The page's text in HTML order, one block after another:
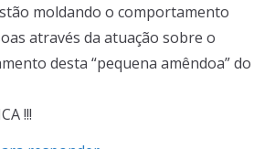
moldando o comportamento
através da atuação sobre o
desta “pequena amêndoa” do
!!!